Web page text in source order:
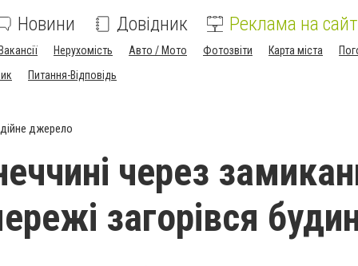
Новини Довідник Реклама на
Нерухомість Авто / Мото Фотозвіти Карта міста
Питання-Відповідь
джерело
через
загорівся